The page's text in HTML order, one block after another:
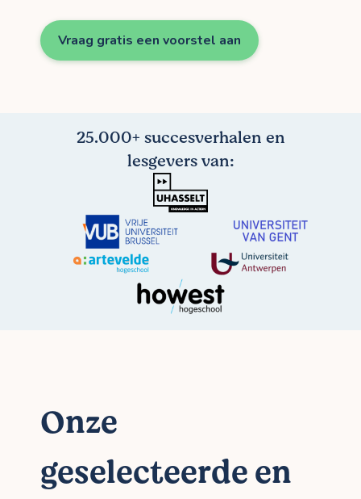
Vraag gratis een voorstel aan
25.000+ succesverhalen en
lesgevers van:
Onze
geselecteerde en